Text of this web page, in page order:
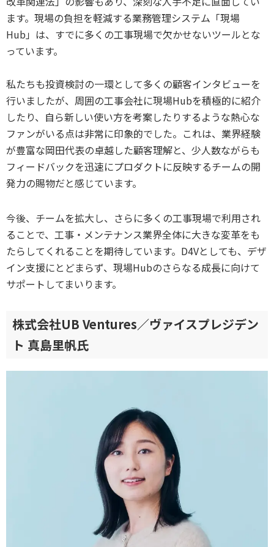
ます。現場の負担を軽減する業務管理システム「現場
Hub」は、すでに多くの工事現場で欠かせないツールとな
っています。
私たちも投資検討の一環として多くの顧客インタビューを
行いましたが、周囲の工事会社に現場Hubを積極的に紹介
したり、自ら新しい使い方を考案したりするような熱心な
ファンがいる点は非常に印象的でした。これは、業界経験
が豊富な岡田代表の卓越した顧客理解と、少人数ながらも
フィードバックを迅速にプロダクトに反映するチームの開
発力の賜物だと感じています。
今後、チームを拡大し、さらに多くの工事現場で利用され
ることで、工事・メンテナンス業界全体に大きな変革をも
たらしてくれることを期待しています。D4Vとしても、デザ
イン支援にとどまらず、現場Hubのさらなる成長に向けて
サポートしてまいります。
株式会社UB Ventures／ヴァイスプレジデン
ト 真島里帆氏